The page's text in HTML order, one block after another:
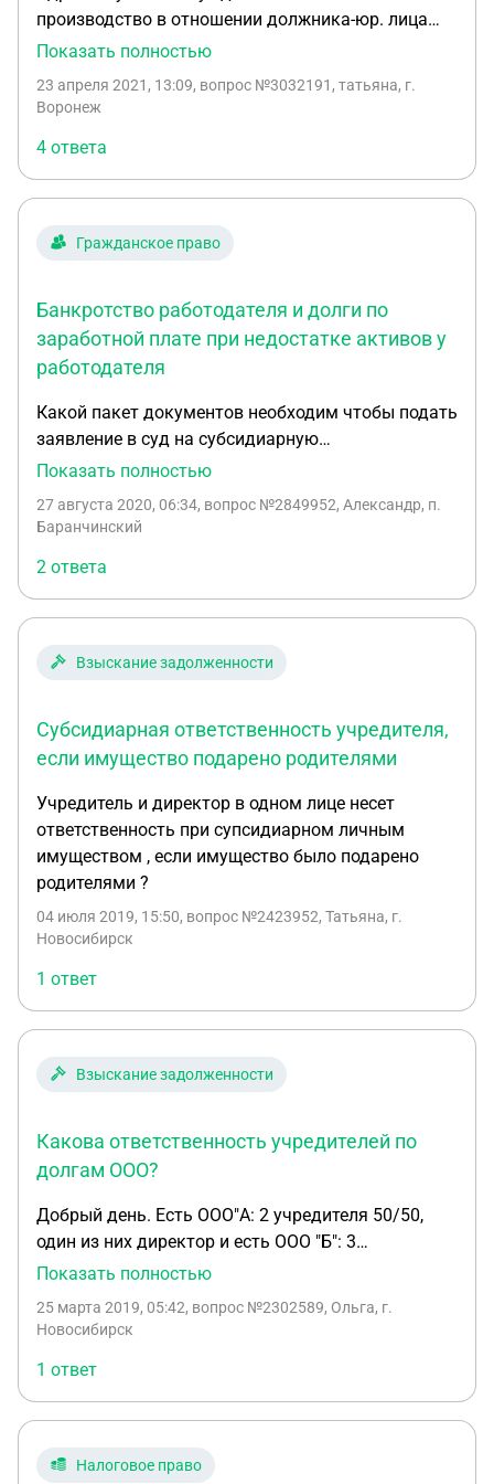
производство в отношении должника-юр. лица
(ООО). счета арестованы налоговой. на счетах
имеется один автомобиль, но он в лизинге. какие
субсидиарную ответственность учредителя ООО?
Показать полностью
23 апреля 2021, 13:09, вопрос №3032191, татьяна, г.
Воронеж
4 ответа
Гражданское право
Банкротство работодателя и долги по
заработной плате при недостатке активов у
работодателя
Какой пакет документов необходим чтобы подать
заявление в суд на субсидиарную
ответственность учредителя работодателя для
отсутствием у работодателя необходимого
управления арбитражным управляющим?
Показать полностью
27 августа 2020, 06:34, вопрос №2849952, Александр, п.
Баранчинский
2 ответа
Взыскание задолженности
Субсидиарная ответственность учредителя,
если имущество подарено родителями
Учредитель и директор в одном лице несет
ответственность при супсидиарном личным
имуществом , если имущество было подарено
родителями ?
04 июля 2019, 15:50, вопрос №2423952, Татьяна, г.
Новосибирск
1 ответ
Взыскание задолженности
Какова ответственность учредителей по
долгам ООО?
Добрый день. Есть ООО"А: 2 учредителя 50/50,
один из них директор и есть ООО "Б": 3
учредителя, у одного 50%, а у других 25/25 (это
учредителей с 25%. ООО "А" выдает займ ООО "Б"
"А" планирует подать в суд на ООО "Б" и взыскать
сумму займа. Займ планируют погасить 2
учредителя (25/25), а потом предъявить
требования к 3 учредителю у которого 50%.
Показать полностью
25 марта 2019, 05:42, вопрос №2302589, Ольга, г.
Новосибирск
1 ответ
Налоговое право